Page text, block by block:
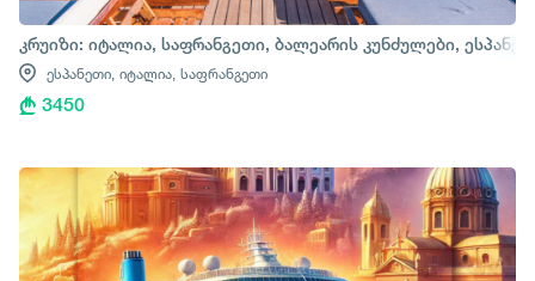
კრუიზი: იტალია, საფრანგეთი, ბალეარის კუნძულები,
ესპანეთი, იტალია, საფრანგეთი
3450